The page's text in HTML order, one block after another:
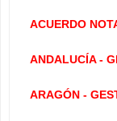
ACUERDO
ANDALUCÍA -
ARAGÓN -